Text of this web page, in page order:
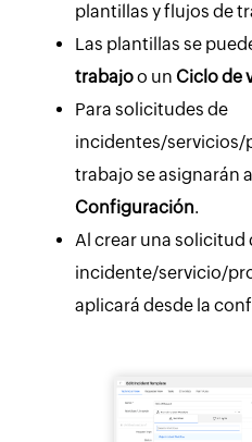
plantillas y flujos de
Las plantillas se
trabajoo un Ciclo de
Para solicitudes de
incidentes/servicios/
trabajo se asignarán
Configuración.
Al crear una solicitud
incidente/servicio/
aplicará desde la